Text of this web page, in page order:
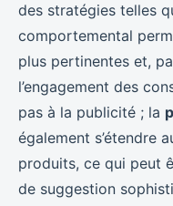
des stratégies telles
comportemental
plus pertinentes et,
l’engagement des
pas à la publicité ; la
également s’étendre
produits, ce qui peut
de suggestion